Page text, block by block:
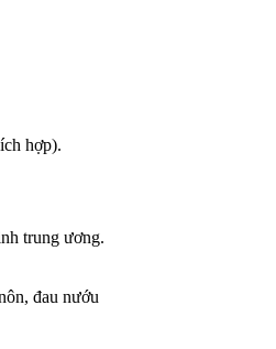
hợp).
trung ương.
đau nướu